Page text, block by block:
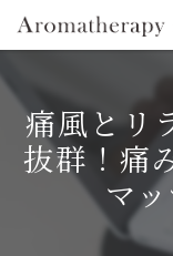
痛風とリ
抜群！痛
マ